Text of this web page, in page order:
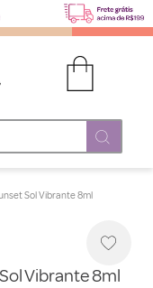
Sol Vibrante 8ml
Vibrante 8ml